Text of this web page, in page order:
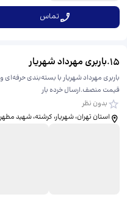
تماس
15
.باربری مهرداد شهریار
باربری مهرداد شهریار با بسته‌بندی
قیمت منصف.ارسال خرده بار
بدون نظر
استان تهران، شهریار، کرشته، شهید